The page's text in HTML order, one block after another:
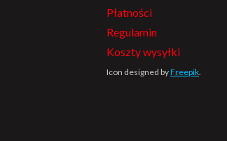
Płatności
Regulamin
Koszty wysyłki
Icon designed byFreepik